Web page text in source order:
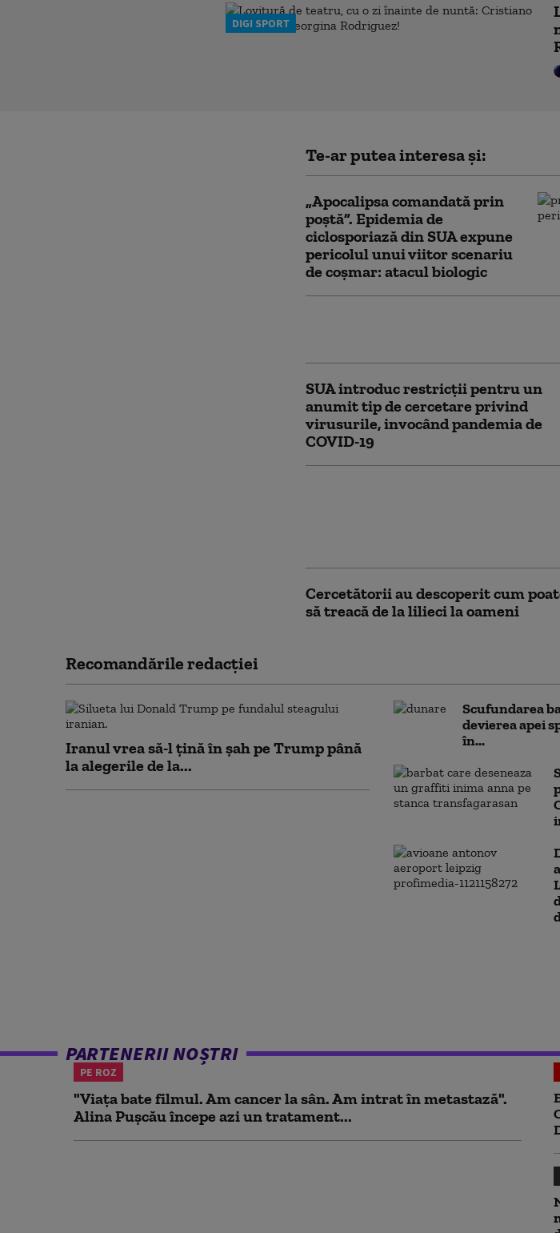
DIGI SPORT
Te-ar putea interesa și:
„Apocalipsa comandată prin
poștă”. Epidemia de
ciclosporiază din SUA expune
pericolul unui viitor scenariu
de coșmar: atacul biologic
SUA introduc restricții pentru un
anumit tip de cercetare privind
virusurile, invocând pandemia de
COVID-19
Cercetătorii au descoperit cum
să treacă de la lilieci la oameni
Recomandările redacţiei
Iranul vrea să-l țină în șah pe Trump până
la alegerile de la...
Scufundarea
devierea apei
în...
PARTENERII NOȘTRI
PE ROZ
"Viața bate filmul. Am cancer la sân. Am intrat în metastază".
Alina Pușcău începe azi un tratament...